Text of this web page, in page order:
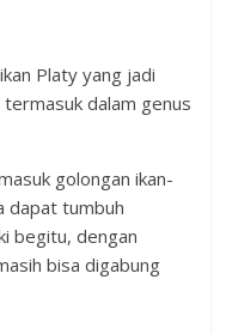
Platy yang jadi
dalam genus
golongan ikan-
dapat tumbuh
begitu, dengan
bisa digabung